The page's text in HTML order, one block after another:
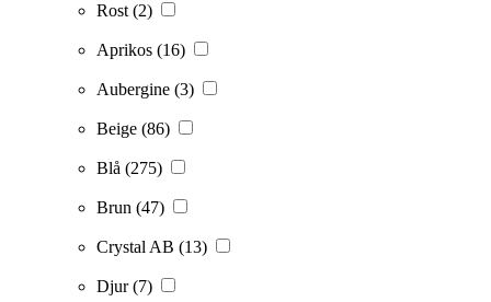
Rost (2)
Aprikos (16)
Aubergine (3)
Beige (86)
Blå (275)
Brun (47)
Crystal AB (13)
Djur(7)